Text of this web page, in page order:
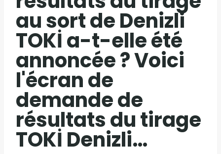
au sort de Denizli
TOKİ a-t-elle été
annoncée ? Voici
l'écran de
demande de
résultats du tirage
TOKİ Denizli…